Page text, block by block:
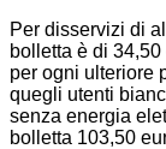
Per disservizi di
bolletta è di
per ogni ulteriore
quegli utenti
senza energia
bolletta 103,50